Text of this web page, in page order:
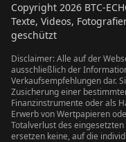
Copyright 2026 BTC-
Texte, Videos,
geschützt
Disclaimer: Alle auf der
ausschließlich der
Verkaufsempfehlungen dar.
Zusicherung einer
Finanzinstrumente oder als
Erwerb von Wertpapieren
Totalverlust des
ersetzen keine, auf die